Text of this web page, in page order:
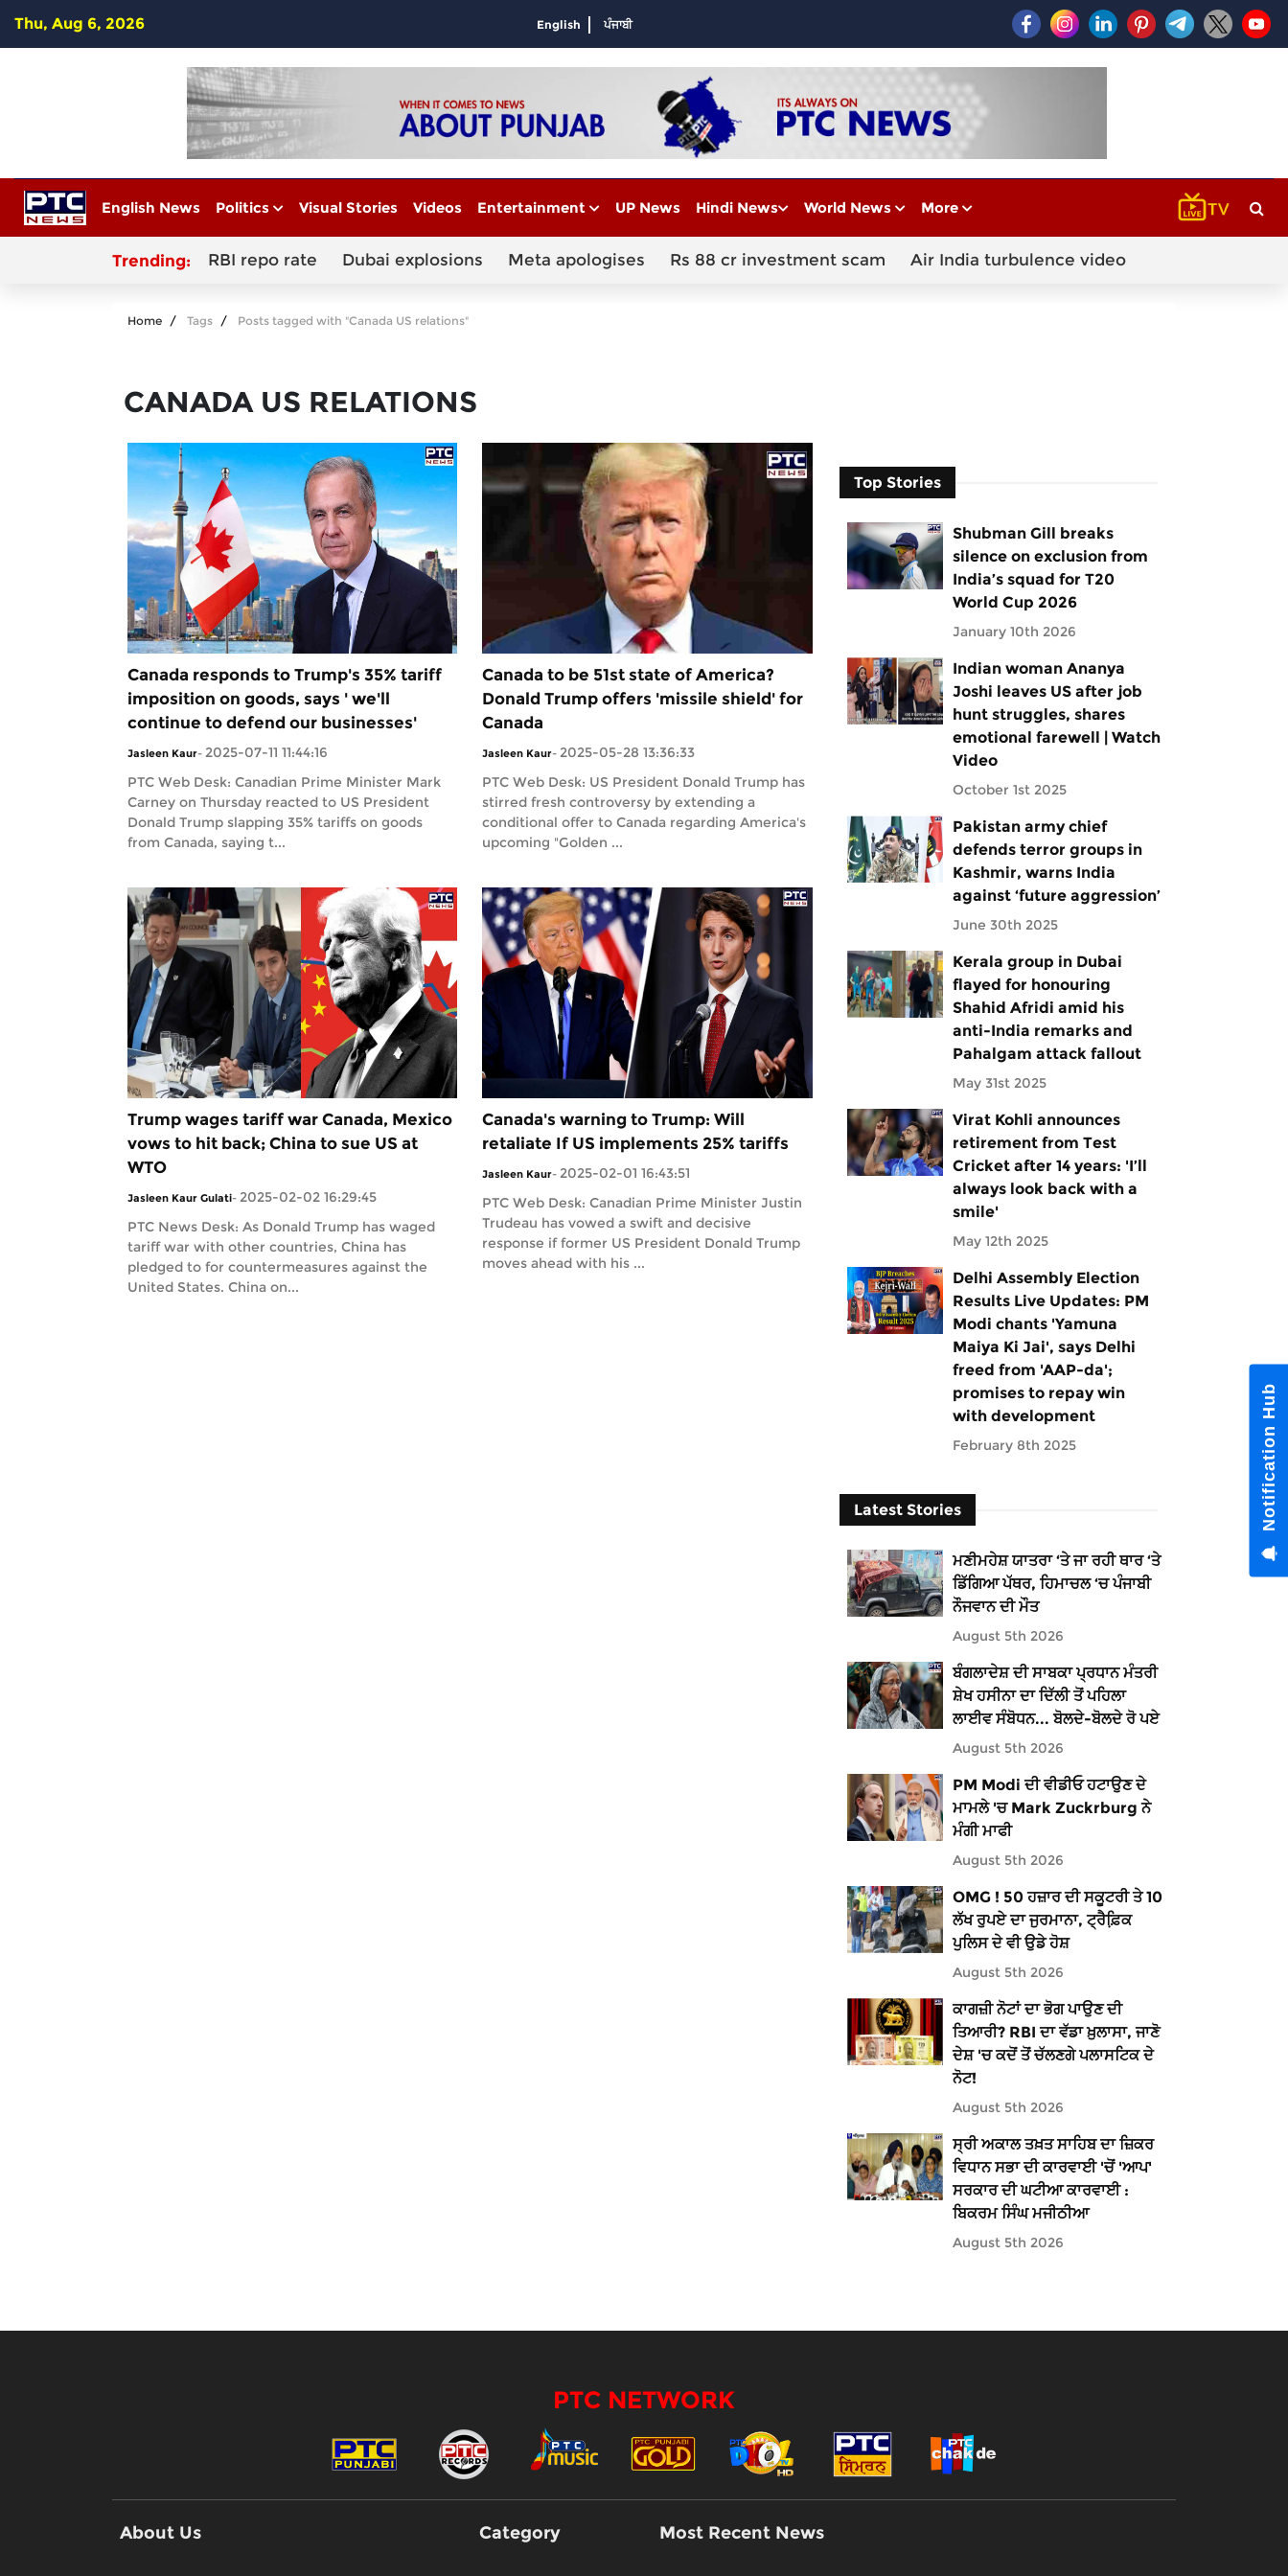
Thu, Aug 6, 2026 English ਪੰਜਾਬੀ
English News Politics Visual Stories Videos Entertainment UP News Hindi News World News More
Trending: RBI repo rate Dubai explosions Meta apologises Rs 88 cr investment scam Air India turbulence video
Home Tags Posts tagged with "Canada US relations"
CANADA US RELATIONS
Canada responds to Trump's 35% tariff
imposition on goods, says ' we'll
continue to defend our businesses'
Jasleen Kaur- 2025-07-11 11:44:16
PTC Web Desk: Canadian Prime Minister Mark
Carney on Thursday reacted to US President
Donald Trump slapping 35% tariffs on goods
from Canada, saying t...
Canada to be 51st state of America?
Donald Trump offers 'missile shield' for
Canada
Jasleen Kaur- 2025-05-28 13:36:33
PTC Web Desk: US President Donald Trump has
stirred fresh controversy by extending a
conditional offer to Canada regarding America's
upcoming "Golden ...
Trump wages tariff war Canada, Mexico
vows to hit back; China to sue US at
WTO
Jasleen Kaur Gulati- 2025-02-02 16:29:45
PTC News Desk: As Donald Trump has waged
tariff war with other countries, China has
pledged to for countermeasures against the
United States. China on...
Canada's warning to Trump: Will
retaliate If US implements 25% tariffs
Jasleen Kaur- 2025-02-01 16:43:51
PTC Web Desk: Canadian Prime Minister Justin
Trudeau has vowed a swift and decisive
response if former US President Donald Trump
moves ahead with his ...
Top Stories
Shubman Gill breaks
silence on exclusion from
India’s squad for T20
World Cup 2026
January 10th 2026
Indian woman Ananya
Joshi leaves US after job
hunt struggles, shares
emotional farewell | Watch
Video
October 1st 2025
Pakistan army chief
defends terror groups in
Kashmir, warns India
against ‘future aggression’
June 30th 2025
Kerala group in Dubai
flayed for honouring
Shahid Afridi amid his
anti-India remarks and
Pahalgam attack fallout
May 31st 2025
Virat Kohli announces
retirement from Test
Cricket after 14 years: 'I’ll
always look back with a
smile'
May 12th 2025
Delhi Assembly Election
Results Live Updates: PM
Modi chants 'Yamuna
Maiya Ki Jai', says Delhi
freed from 'AAP-da';
promises to repay win
with development
February 8th 2025
Latest Stories
ਮਣੀਮਹੇਸ਼ ਯਾਤਰਾ ‘ਤੇ ਜਾ ਰਹੀ ਥਾਰ ‘ਤੇ
ਡਿੱਗਿਆ ਪੱਥਰ, ਹਿਮਾਚਲ ‘ਚ ਪੰਜਾਬੀ
ਨੌਜਵਾਨ ਦੀ ਮੌਤ
August 5th 2026
ਬੰਗਲਾਦੇਸ਼ ਦੀ ਸਾਬਕਾ ਪ੍ਰਧਾਨ ਮੰਤਰੀ
ਸ਼ੇਖ ਹਸੀਨਾ ਦਾ ਦਿੱਲੀ ਤੋਂ ਪਹਿਲਾ
ਲਾਈਵ ਸੰਬੋਧਨ... ਬੋਲਦੇ-ਬੋਲਦੇ ਰੋ ਪਏ
August 5th 2026
PM Modi ਦੀ ਵੀਡੀਓ ਹਟਾਉਣ ਦੇ
ਮਾਮਲੇ 'ਚ Mark Zuckrburg ਨੇ
ਮੰਗੀ ਮਾਫੀ
August 5th 2026
OMG ! 50 ਹਜ਼ਾਰ ਦੀ ਸਕੂਟਰੀ ਤੇ 10
ਲੱਖ ਰੁਪਏ ਦਾ ਜੁਰਮਾਨਾ, ਟ੍ਰੈਫ਼ਿ਼ਕ
ਪੁਲਿਸ ਦੇ ਵੀ ਉਡੇ ਹੋਸ਼
August 5th 2026
ਕਾਗਜ਼ੀ ਨੋਟਾਂ ਦਾ ਭੋਗ ਪਾਉਣ ਦੀ
ਤਿਆਰੀ? RBI ਦਾ ਵੱਡਾ ਖ਼ੁਲਾਸਾ, ਜਾਣੋ
ਦੇਸ਼ 'ਚ ਕਦੋਂ ਤੋਂ ਚੱਲਣਗੇ ਪਲਾਸਟਿਕ ਦੇ
ਨੋਟ!
August 5th 2026
ਸ੍ਰੀ ਅਕਾਲ ਤਖ਼ਤ ਸਾਹਿਬ ਦਾ ਜ਼ਿਕਰ
ਵਿਧਾਨ ਸਭਾ ਦੀ ਕਾਰਵਾਈ 'ਚੋਂ 'ਆਪ'
ਸਰਕਾਰ ਦੀ ਘਟੀਆ ਕਾਰਵਾਈ :
ਬਿਕਰਮ ਸਿੰਘ ਮਜੀਠੀਆ
August 5th 2026
PTC NETWORK
About Us Category Most Recent News
Notification Hub